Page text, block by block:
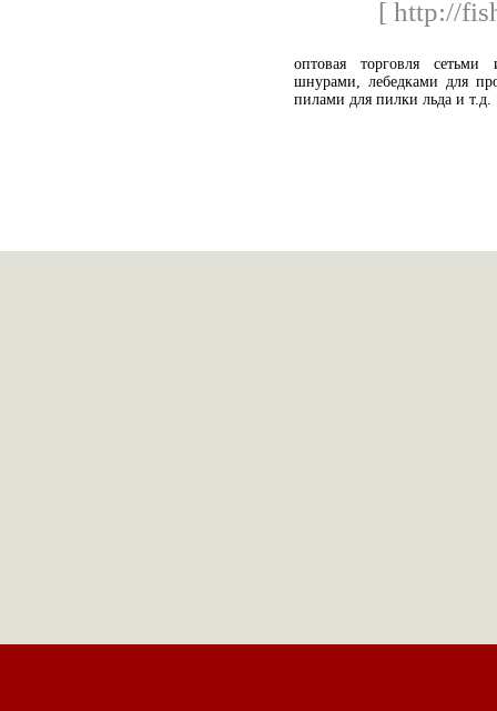
[ http://
оптовая торговля
шнурами, лебедками для
пилами для пилки льда и т.д.